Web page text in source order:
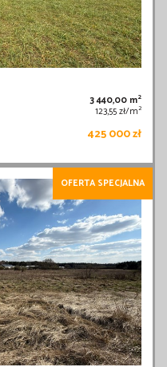
3 440,00 m2
123,55 zł/m2
425 000 zł
OFERTA SPECJALNA